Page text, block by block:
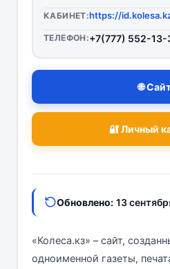
КАБИНЕТ:
ТЕЛЕФОН:+7(777) 552-13-
🌐
🔐 Личный
Обновлено: 13
«Колеса.кз» – сайт,
одноименной газеты,